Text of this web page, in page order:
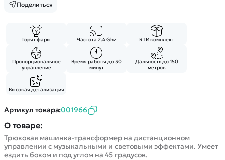
Поделиться
Горят фары Частота 2.4 Ghz RTR комплект
Пропорциональное
управление
Время работы до 30
минут
Дальность до 150
метров
Высокая детализация
Артикул товара:001966
О товаре:
Трюковая машинка-трансформер на дистанционном
управлении с музыкальными и световыми эффектами. Умеет
ездить боком и под углом на 45 градусов.
Каталог
Квадрокоптеры
Машинки
Танки
Вертолеты
Катера
Самолеты
Сборные модели
Детские электромобили
Информация
Оптовые продажи
Статьи про беспилотники
Обзор квадрокоптеров
Покупателю
Оплата и доставка
Помощь
Отследить заказ
Оплата на сайте